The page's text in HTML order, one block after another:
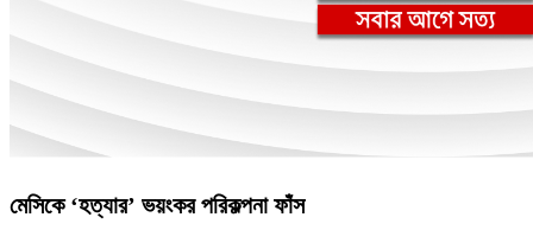
মেসিকে ‘হত্যার’ ভয়ংকর পরিকল্পনা ফাঁস